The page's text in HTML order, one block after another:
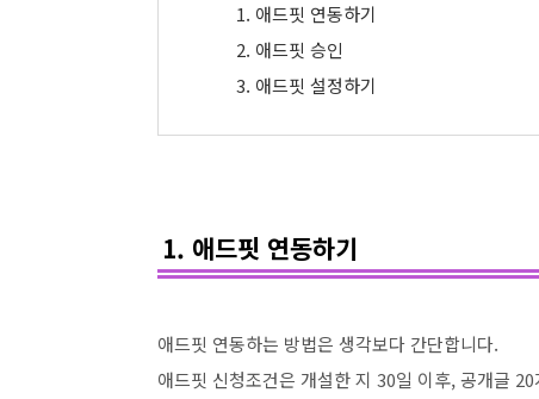
1. 애드핏 연동하기
2. 애드핏 승인
3. 애드핏 설정하기
1. 애드핏 연동하기
애드핏 연동하는 방법은 생각보다 간단합니다.
애드핏 신청조건은 개설한 지 30일 이후, 공개글